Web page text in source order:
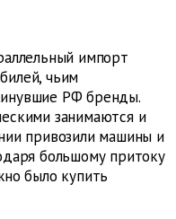
импорт
чьим
РФ бренды.
занимаются и
привозили машины и
большому притоку
было купить